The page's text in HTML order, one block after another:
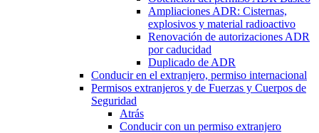
Ampliaciones ADR: Cisternas,
explosivos y material radioactivo
Renovación de autorizaciones ADR
por caducidad
Duplicado de ADR
Conducir en el extranjero, permiso internacional
Permisos extranjeros y de Fuerzas y Cuerpos de
Seguridad
Atrás
Conducir con un permiso extranjero